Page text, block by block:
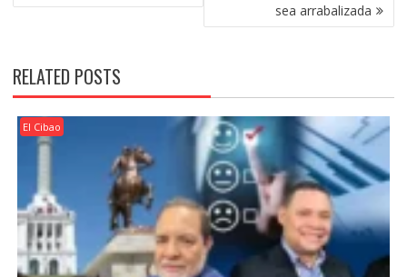
sea arrabalizada
RELATED POSTS
El Cibao